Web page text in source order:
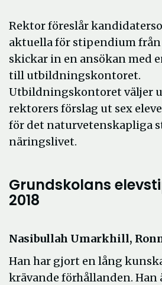
Rektor föreslår
aktuella för stipendium från
skickar in en ansökan med
till utbildningskontoret.
Utbildningskontoret väljer
rektorers förslag ut sex
för det naturvetenskapliga
näringslivet.
Grundskolans
2018
Nasibullah Umarkhill,
Han har gjort en lång
krävande förhållanden. Han